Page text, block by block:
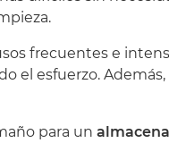
frecuentes e
el esfuerzo.
para un